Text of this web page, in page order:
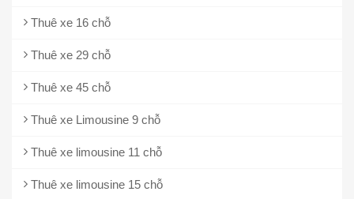
Thuê xe 16 chỗ
Thuê xe 29 chỗ
Thuê xe 45 chỗ
Thuê xe Limousine 9 chỗ
Thuê xe limousine 11 chỗ
Thuê xe limousine 15 chỗ